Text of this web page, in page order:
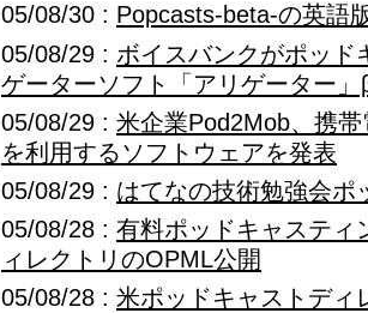
05/08/30 : Popcasts-beta-の英語
05/08/29 : ボイスバンクがポッド
ゲーターソフト「アリゲーター
05/08/29 : 米企業Pod2Mob、携
を利用するソフトウェアを発表
05/08/29 : はてなの技術勉強会ポ
05/08/28 : 有料ポッドキャスティ
ィレクトリのOPML公開
05/08/28 : 米ポッドキャストディ